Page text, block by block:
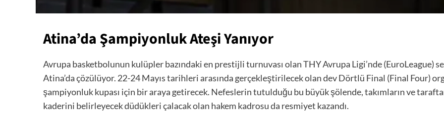
Atina’da Şampiyonluk Ateşi Yanıyor
Avrupa basketbolunun kulüpler bazındaki en prestijli turnuvası olan THY Avrupa Ligi’nde (EuroLeague)
Atina’da çözülüyor. 22-24 Mayıs tarihleri arasında gerçekleştirilecek olan dev Dörtlü Final (Final Four)
şampiyonluk kupası için bir araya getirecek. Nefeslerin tutulduğu bu büyük şölende, takımların ve
kaderini belirleyecek düdükleri çalacak olan hakem kadrosu da resmiyet kazandı.